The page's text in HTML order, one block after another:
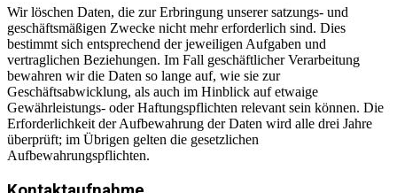
Wir löschen Daten, die zur Erbringung unserer satzungs- und
geschäftsmäßigen Zwecke nicht mehr erforderlich sind. Dies
bestimmt sich entsprechend der jeweiligen Aufgaben und
vertraglichen Beziehungen. Im Fall geschäftlicher Verarbeitung
bewahren wir die Daten so lange auf, wie sie zur
Geschäftsabwicklung, als auch im Hinblick auf etwaige
Gewährleistungs- oder Haftungspflichten relevant sein können. Die
Erforderlichkeit der Aufbewahrung der Daten wird alle drei Jahre
überprüft; im Übrigen gelten die gesetzlichen
Aufbewahrungspflichten.